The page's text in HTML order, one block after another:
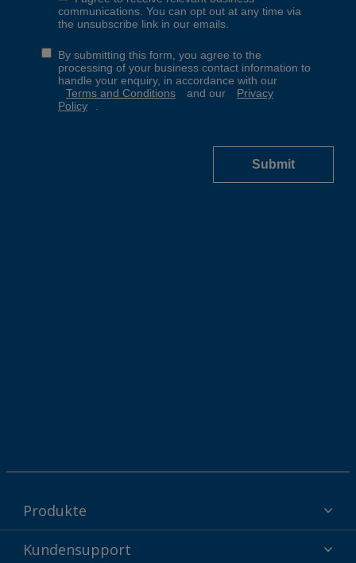
Produkte
Interpon Pulverbeschichtungen - Produkte nach Branche
Kundensupport